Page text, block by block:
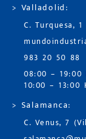
> Valladolid:
C. Turquesa, 1
983 20 50 88
08:00 – 19:00
10:00 – 13:00
> Salamanca:
C. Venus, 7